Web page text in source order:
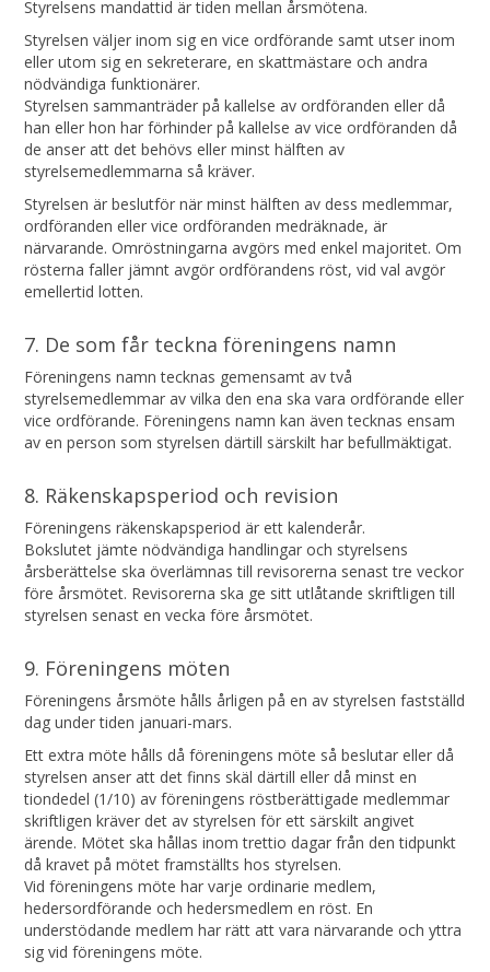
Styrelsens mandattid är tiden mellan årsmötena.
Styrelsen väljer inom sig en vice ordförande samt utser inom
eller utom sig en sekreterare, en skattmästare och andra
nödvändiga funktionärer.
Styrelsen sammanträder på kallelse av ordföranden eller då
han eller hon har förhinder på kallelse av vice ordföranden då
de anser att det behövs eller minst hälften av
styrelsemedlemmarna så kräver.
Styrelsen är beslutför när minst hälften av dess medlemmar,
ordföranden eller vice ordföranden medräknade, är
närvarande. Omröstningarna avgörs med enkel majoritet. Om
rösterna faller jämnt avgör ordförandens röst, vid val avgör
emellertid lotten.
7. De som får teckna föreningens namn
Föreningens namn tecknas gemensamt av två
styrelsemedlemmar av vilka den ena ska vara ordförande eller
vice ordförande. Föreningens namn kan även tecknas ensam
av en person som styrelsen därtill särskilt har befullmäktigat.
8. Räkenskapsperiod och revision
Föreningens räkenskapsperiod är ett kalenderår.
Bokslutet jämte nödvändiga handlingar och styrelsens
årsberättelse ska överlämnas till revisorerna senast tre veckor
före årsmötet. Revisorerna ska ge sitt utlåtande skriftligen till
styrelsen senast en vecka före årsmötet.
9. Föreningens möten
Föreningens årsmöte hålls årligen på en av styrelsen fastställd
dag under tiden januari-mars.
Ett extra möte hålls då föreningens möte så beslutar eller då
styrelsen anser att det finns skäl därtill eller då minst en
tiondedel (1/10) av föreningens röstberättigade medlemmar
skriftligen kräver det av styrelsen för ett särskilt angivet
ärende. Mötet ska hållas inom trettio dagar från den tidpunkt
då kravet på mötet framställts hos styrelsen.
Vid föreningens möte har varje ordinarie medlem,
hedersordförande och hedersmedlem en röst. En
understödande medlem har rätt att vara närvarande och yttra
sig vid föreningens möte.